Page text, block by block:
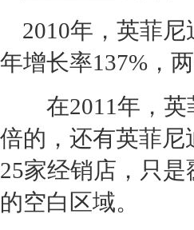
2010年， 英菲尼
年增长率137%，
在2011年， 英
倍的，还有英菲尼
25家经销店，只
的空白区域。